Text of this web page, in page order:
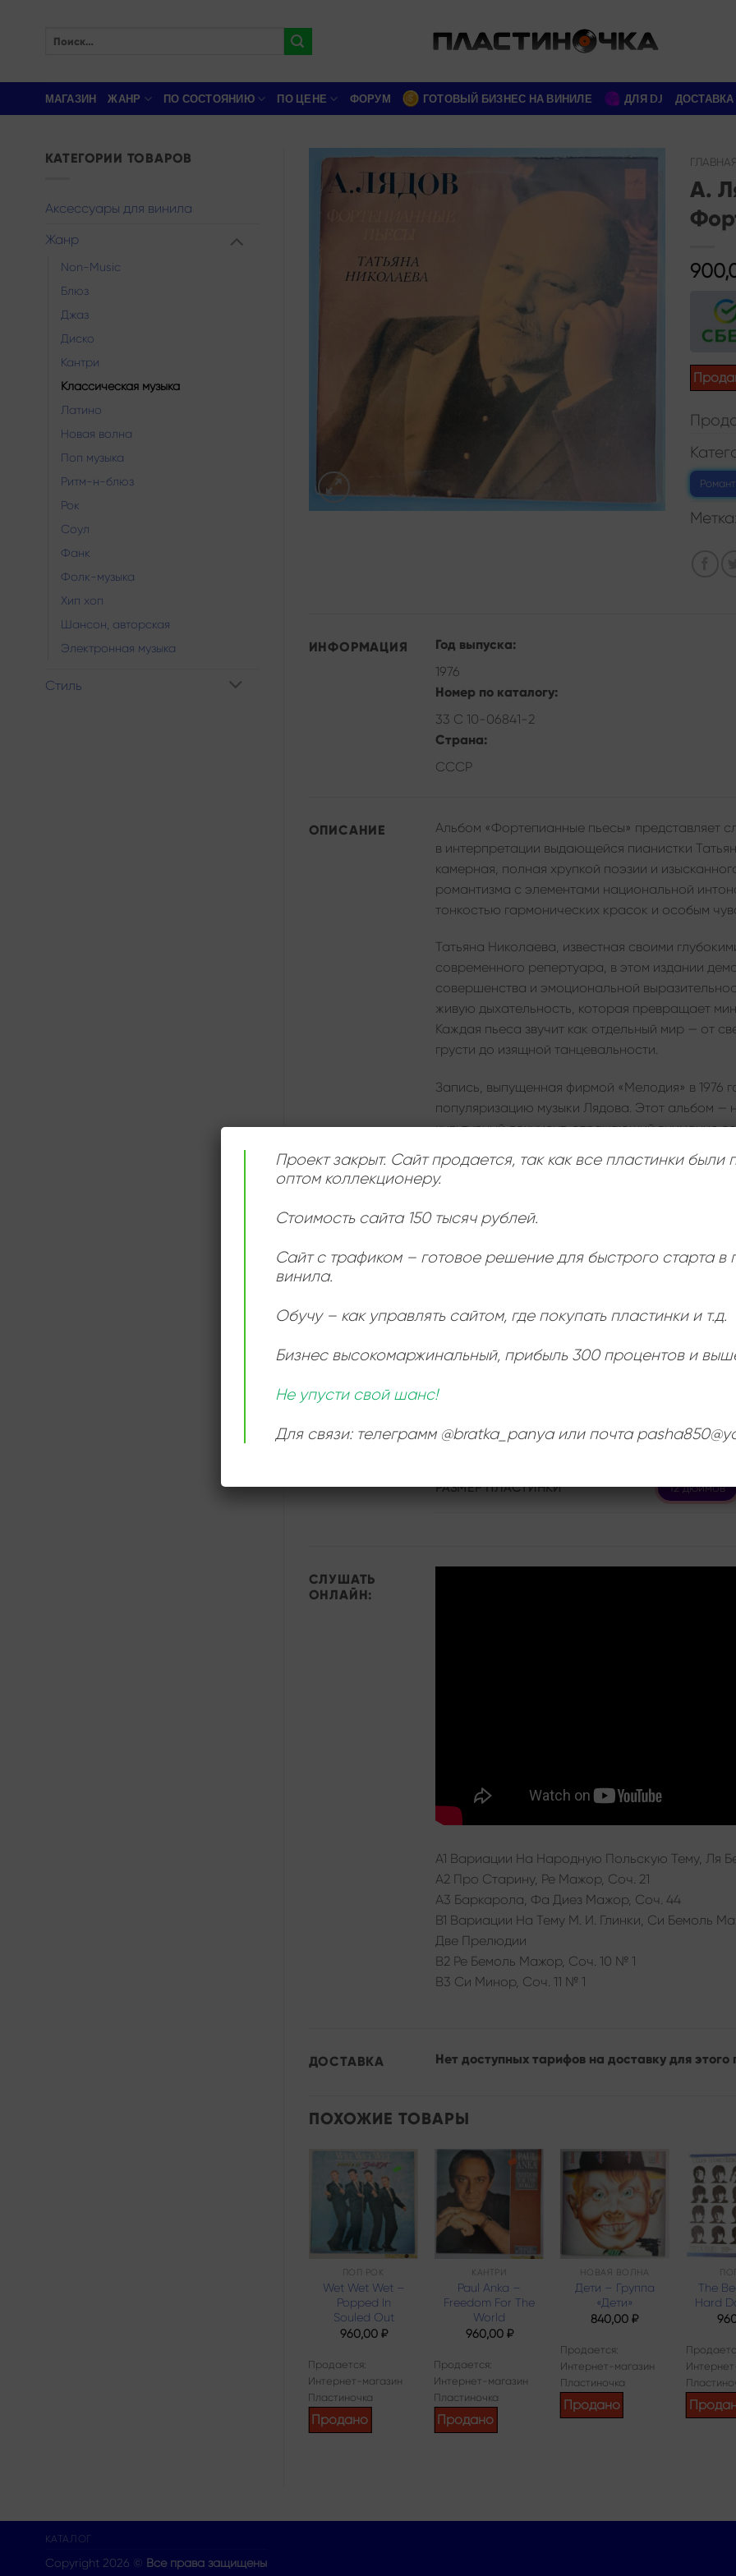
МАГАЗИН ЖАНР ПО СОСТОЯНИЮ ПО ЦЕНЕ ФОРУМ ГОТОВЫЙ БИЗНЕС НА ВИНИЛЕ ДЛЯ DJ
КАТЕГОРИИ ТОВАРОВ
Аксессуары для винила
Жанр
Non-Music
Блюз
Джаз
Диско
Кантри
Классическая музыка
Латино
Новая волна
Поп музыка
Ритм-н-блюз
Рок
Соул
Фанк
Фолк-музыка
Хип хоп
Шансон, авторская
Электронная музыка
Стиль
wishlist
ГЛАВНАЯ
А.
Метка:
ИНФОРМАЦИЯ
Год выпуска:
1976
Номер по каталогу:
33 С 10-06841-2
Страна:
СССР
ОПИСАНИЕ
Альбом «Фортепианные пьесы» представляет
в интерпретации выдающейся пианистки
камерная, полная хрупкой поэзии и
романтизма с элементами национальной
тонкостью гармонических красок и особым
Татьяна Николаева, известная своими
современного репертуара, в этом издании
совершенства и эмоциональной
живую дыхательность, которая превращает
Каждая пьеса звучит как отдельный мир — от
грусти до изящной танцевальности.
Запись, выпущенная фирмой «Мелодия» в 1976
популяризацию музыки Лядова. Этот альбом —
культурный документ, отражающий внимание
чьё творчество обогащает музыкальную
Для коллекционеров винила пластинка ценна
исполнении одной из величайших пианисток
пространство камерной поэзии Лядова —
ДЕТАЛИ
ИСПОЛНИТЕЛЬ
СОСТОЯНИЕ Very Good
РАЗМЕР ПЛАСТИНКИ 12 дюймов
СЛУШАТЬ
ОНЛАЙН:
A1 Вариации На Народную Польскую Тему, Ля
A2 Про Старину, Ре Мажор, Соч. 21
A3 Баркарола, Фа Диез Мажор, Соч. 44
B1 Вариации На Тему М. И. Глинки, Си Бемоль
Две Прелюдии
B2 Ре Бемоль Мажор, Соч. 10 № 1
B3 Си Минор, Соч. 11 № 1
ДОСТАВКА Нет доступных тарифов на доставку для этого
ПОХОЖИЕ ТОВАРЫ
Add to
wishlist
ПОП РОК
Wet Wet Wet –
Popped In
Souled Out
960,00 ₽
Продается:
Интернет-магазин
Пластиночка
Продано
Add to
КАНТРИ
Paul Anka –
Freedom For The
World
960,00 ₽
Продается:
Интернет-магазин
Пластиночка
Продано
Add to
wishlist
НОВАЯ ВОЛНА
Дети – Группа
«Дети»
840,00₽
Продается:
Интернет-магазин
Пластиночка
Продано
The
Hard
КАТАЛОГ
Copyright 2026 © Все права защищены
Проект закрыт. Сайт продается, так как все пластинки были
оптом коллекционеру.
Стоимость сайта 150 тысяч рублей.
Сайт с трафиком – готовое решение для быстрого старта в
винила.
Обучу – как управлять сайтом, где покупать пластинки и т.д.
Бизнес высокомаржинальный, прибыль 300 процентов и
Не упусти свой шанс!
Для связи: телеграмм @bratka_panya или почта